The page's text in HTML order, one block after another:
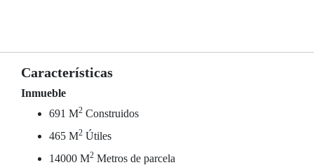
Características
Inmueble
691 M2 Construidos
465 M2 Útiles
14000 M2 Metros de parcela